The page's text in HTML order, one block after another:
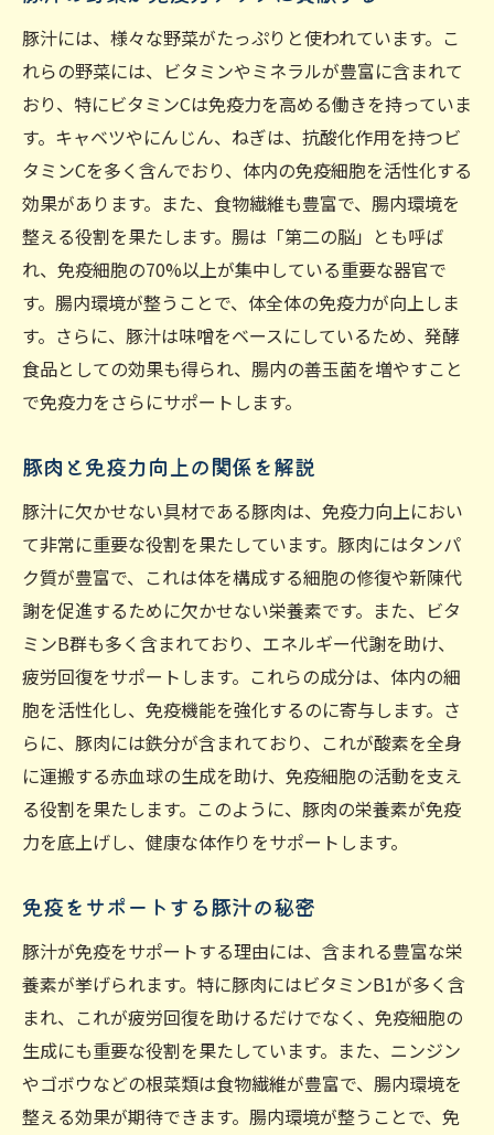
豚汁には、様々な野菜がたっぷりと使われています。こ
れらの野菜には、ビタミンやミネラルが豊富に含まれて
おり、特にビタミンCは免疫力を高める働きを持っていま
す。キャベツやにんじん、ねぎは、抗酸化作用を持つビ
タミンCを多く含んでおり、体内の免疫細胞を活性化する
効果があります。また、食物繊維も豊富で、腸内環境を
整える役割を果たします。腸は「第二の脳」とも呼ば
れ、免疫細胞の70%以上が集中している重要な器官で
す。腸内環境が整うことで、体全体の免疫力が向上しま
す。さらに、豚汁は味噌をベースにしているため、発酵
食品としての効果も得られ、腸内の善玉菌を増やすこと
で免疫力をさらにサポートします。
豚肉と免疫力向上の関係を解説
豚汁に欠かせない具材である豚肉は、免疫力向上におい
て非常に重要な役割を果たしています。豚肉にはタンパ
ク質が豊富で、これは体を構成する細胞の修復や新陳代
謝を促進するために欠かせない栄養素です。また、ビタ
ミンB群も多く含まれており、エネルギー代謝を助け、
疲労回復をサポートします。これらの成分は、体内の細
胞を活性化し、免疫機能を強化するのに寄与します。さ
らに、豚肉には鉄分が含まれており、これが酸素を全身
に運搬する赤血球の生成を助け、免疫細胞の活動を支え
る役割を果たします。このように、豚肉の栄養素が免疫
力を底上げし、健康な体作りをサポートします。
免疫をサポートする豚汁の秘密
豚汁が免疫をサポートする理由には、含まれる豊富な栄
養素が挙げられます。特に豚肉にはビタミンB1が多く含
まれ、これが疲労回復を助けるだけでなく、免疫細胞の
生成にも重要な役割を果たしています。また、ニンジン
やゴボウなどの根菜類は食物繊維が豊富で、腸内環境を
整える効果が期待できます。腸内環境が整うことで、免